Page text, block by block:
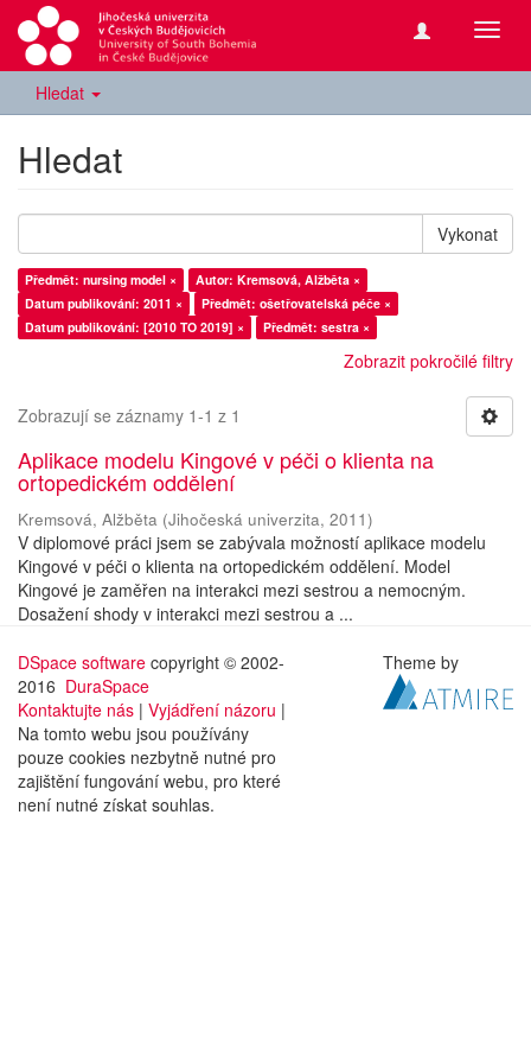
Hledat
Hledat
Vykonat
Předmět: nursing model ×
Autor: Kremsová, Alžběta ×
Datum publikování: 2011 ×
Předmět: ošetřovatelská péče ×
Datum publikování: [2010 TO 2019] ×
Předmět: sestra ×
Zobrazit pokročilé filtry
Zobrazují se záznamy 1-1 z 1
Aplikace modelu Kingové v péči o klienta na
ortopedickém oddělení
Kremsová, Alžběta (Jihočeská univerzita, 2011)
V diplomové práci jsem se zabývala možností aplikace modelu
Kingové v péči o klienta na ortopedickém oddělení. Model
Kingové je zaměřen na interakci mezi sestrou a nemocným.
Dosažení shody v interakci mezi sestrou a ...
DSpace software copyright © 2002-
2016 DuraSpace
Kontaktujte nás | Vyjádření názoru |
Na tomto webu jsou používány
pouze cookies nezbytně nutné pro
zajištění fungování webu, pro které
není nutné získat souhlas.
Theme by